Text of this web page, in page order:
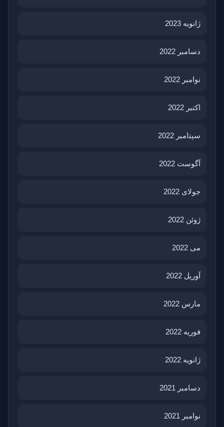
ژانویه 2023
دسامبر 2022
نوامبر 2022
اکتبر 2022
سپتامبر 2022
آگوست 2022
جولای 2022
ژوئن 2022
می 2022
آوریل 2022
مارس 2022
فوریه 2022
ژانویه 2022
دسامبر 2021
نوامبر 2021